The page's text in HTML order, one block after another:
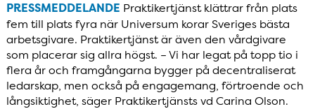
PRESSMEDDELANDE Praktikertjänst klättrar från plats
fem till plats fyra när Universum korar Sveriges bästa
arbetsgivare. Praktikertjänst är även den vårdgivare
som placerar sig allra högst. – Vi har legat på topp tio i
flera år och framgångarna bygger på decentraliserat
ledarskap, men också på engagemang, förtroende och
långsiktighet, säger Praktikertjänsts vd Carina Olson.